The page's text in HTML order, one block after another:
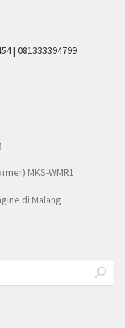
| 081333394799
MKS-WMR1
di Malang